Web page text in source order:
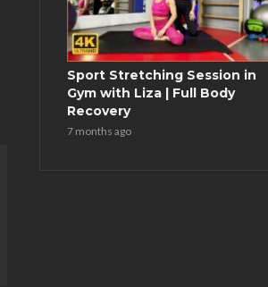
Sport Stretching Session in
Gym with Liza | Full Body
Recovery
7 months ago